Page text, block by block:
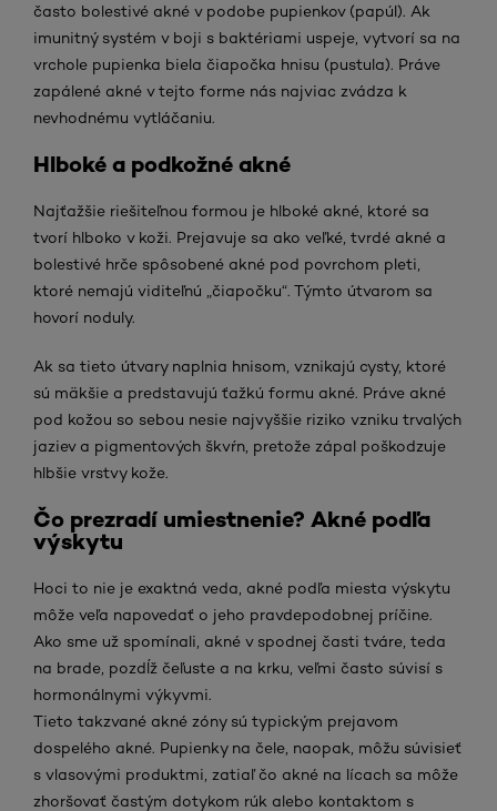
často bolestivé akné v podobe pupienkov (papúl). Ak
imunitný systém v boji s baktériami uspeje, vytvorí sa na
vrchole pupienka biela čiapočka hnisu (pustula). Práve
zapálené akné v tejto forme nás najviac zvádza k
nevhodnému vytláčaniu.
Hlboké a podkožné akné
Najťažšie riešiteľnou formou je hlboké akné, ktoré sa
tvorí hlboko v koži. Prejavuje sa ako veľké, tvrdé akné a
bolestivé hrče spôsobené akné pod povrchom pleti,
ktoré nemajú viditeľnú „čiapočku“. Týmto útvarom sa
hovorí noduly.
Ak sa tieto útvary naplnia hnisom, vznikajú cysty, ktoré
sú mäkšie a predstavujú ťažkú formu akné. Práve akné
pod kožou so sebou nesie najvyššie riziko vzniku trvalých
jaziev a pigmentových škvŕn, pretože zápal poškodzuje
hlbšie vrstvy kože.
Čo prezradí umiestnenie? Akné podľa
výskytu
Hoci to nie je exaktná veda, akné podľa miesta výskytu
môže veľa napovedať o jeho pravdepodobnej príčine.
Ako sme už spomínali, akné v spodnej časti tváre, teda
na brade, pozdĺž čeľuste a na krku, veľmi často súvisí s
hormonálnymi výkyvmi.
Tieto takzvané akné zóny sú typickým prejavom
dospelého akné. Pupienky na čele, naopak, môžu súvisieť
s vlasovými produktmi, zatiaľ čo akné na lícach sa môže
zhoršovať častým dotykom rúk alebo kontaktom s